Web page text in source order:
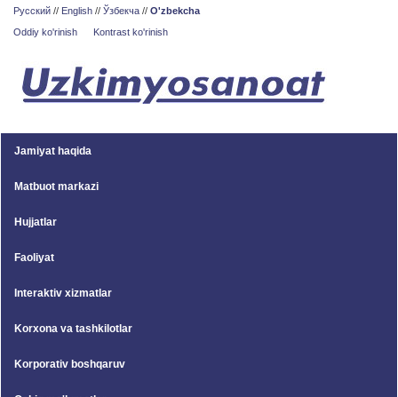
Русский // English // Ўзбекча // O'zbekcha
Oddiy ko'rinish
Kontrast ko'rinish
Jamiyat haqida
Matbuot markazi
Hujjatlar
Faoliyat
Interaktiv xizmatlar
Korxona va tashkilotlar
Korporativ boshqaruv